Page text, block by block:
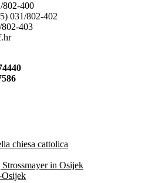
802-400
031/802-402
403
chiesa cattolica
in Osijek